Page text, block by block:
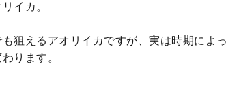
イカ。
狙えるアオリイカですが、実は時期によっ
ります。